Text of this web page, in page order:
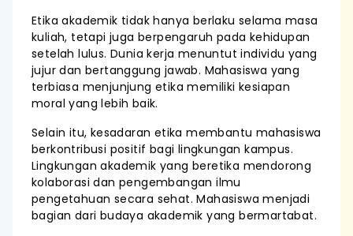
Etika akademik tidak hanya berlaku selama masa
kuliah, tetapi juga berpengaruh pada kehidupan
setelah lulus. Dunia kerja menuntut individu yang
jujur dan bertanggung jawab. Mahasiswa yang
terbiasa menjunjung etika memiliki kesiapan
moral yang lebih baik.
Selain itu, kesadaran etika membantu mahasiswa
berkontribusi positif bagi lingkungan kampus.
Lingkungan akademik yang beretika mendorong
kolaborasi dan pengembangan ilmu
pengetahuan secara sehat. Mahasiswa menjadi
bagian dari budaya akademik yang bermartabat.